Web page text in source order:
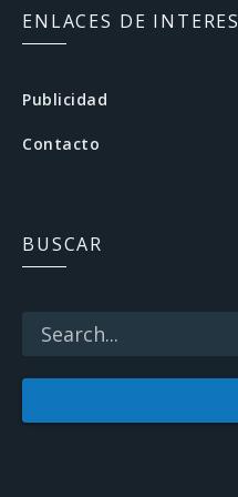
c
e
o
ENLACES DE INTERES
Publicidad
Contacto
BUSCAR